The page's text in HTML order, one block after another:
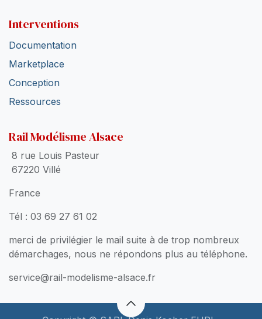
Interventions
Documentation
Marketplace
Conception
Ressources
Rail Modélisme Alsace
8 rue Louis Pasteur
67220 Villé
France
Tél : 03 69 27 61 02
merci de privilégier le mail suite à de trop nombreux
démarchages, nous ne répondons plus au téléphone.
service@rail-modelisme-alsace.fr